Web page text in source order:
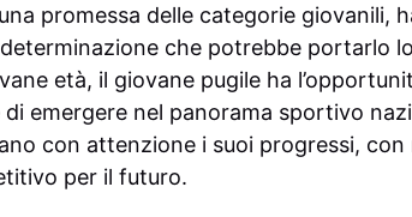
promessa delle categorie giovanili,
che potrebbe portarlo
età, il giovane pugile ha
emergere nel panorama sportivo
con attenzione i suoi progressi,
per il futuro.